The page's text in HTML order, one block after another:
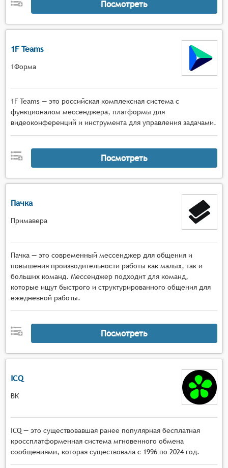
Посмотреть
1F Teams
1Форма
1F Teams — это российская комплексная система с
функционалом мессенджера, платформы для
видеоконференций и инструмента для управления задачами.
Посмотреть
Пачка
Примавера
Пачка — это современный мессенджер для общения и
повышения производительности работы как малых, так и
больших команд. Мессенджер подходит для команд,
которые ищут быстрого и структурированного общения для
ежедневной работы.
Посмотреть
ICQ
ВК
ICQ — это существовавшая ранее популярная бесплатная
кроссплатформенная система мгновенного обмена
сообщениями, которая существовала с 1996 по 2024 год.